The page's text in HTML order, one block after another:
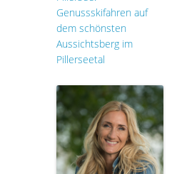
Genussskifahren auf
dem schönsten
Aussichtsberg im
Pillerseetal